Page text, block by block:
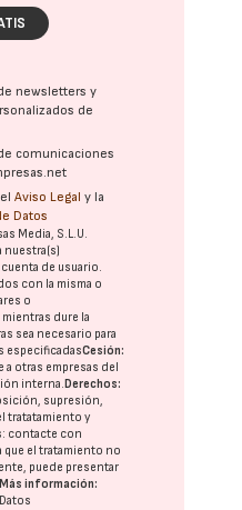
newsletters y
de
comunicaciones
elAviso Legal y la
Datos
Media, S.L.U.
nuestra(s)
de usuario.
con la misma o
o
mientras dure la
sea necesario para
especificadasCesión:
a otras empresas del
interna. Derechos:
supresión,
tratatamiento y
contacte con
que el tratamiento no
puede presentar
Más información: